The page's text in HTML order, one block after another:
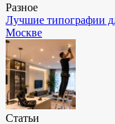
Разное
Лучшие типографии
Москве
Статьи